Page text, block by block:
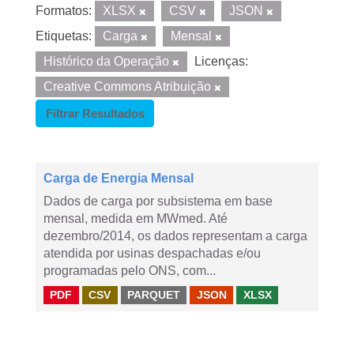
Formatos: XLSX CSV
JSON
Etiquetas:
Carga
Mensal
Histórico da Operação
Licenças:
Creative Commons Atribuição
Filtrar Resultados
Carga de Energia Mensal
Dados de carga por subsistema em base
mensal, medida em MWmed. Até
dezembro/2014, os dados representam a carga
atendida por usinas despachadas e/ou
programadas pelo ONS, com...
PDF CSV PARQUET JSON XLSX